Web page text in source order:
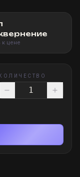
к цене
КОЛИЧЕСТВО